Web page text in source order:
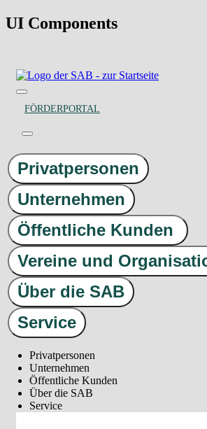
UI Components
FÖRDERPORTAL
Privatpersonen
Unternehmen
Öffentliche Kunden
Vereine und
Über die SAB
Service
Privatpersonen
Unternehmen
Öffentliche Kunden
Über die SAB
Service